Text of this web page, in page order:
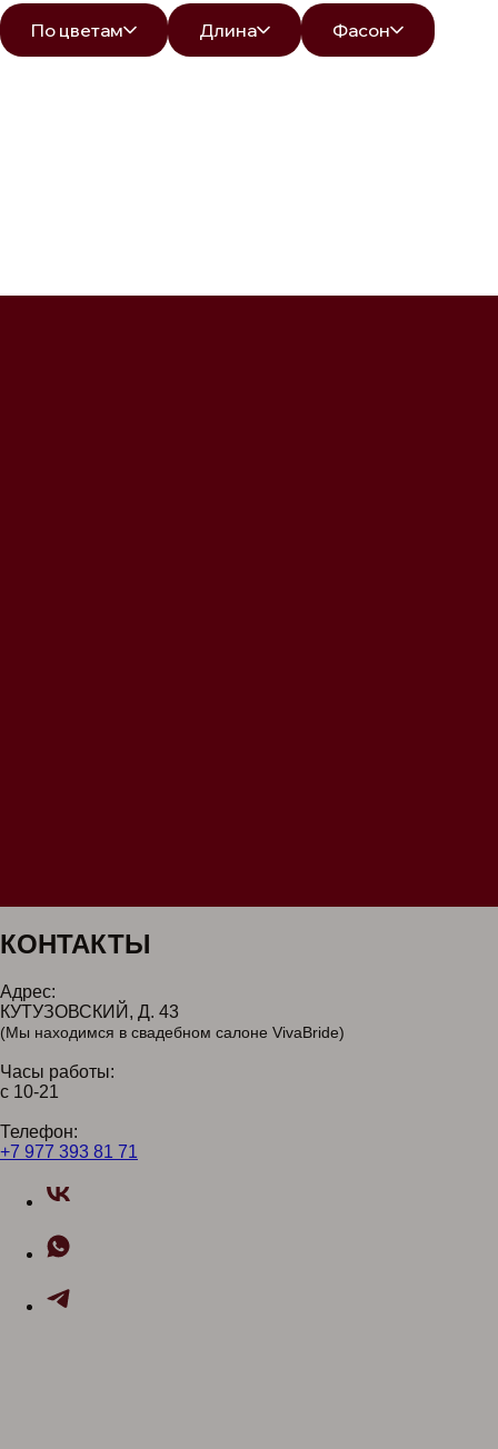
По цветам Длина Фасон
КОНТАКТЫ
Адрес:
КУТУЗОВСКИЙ, Д. 43
(Мы находимся в свадебном салоне VivaBride)
Часы работы:
с 10-21
Телефон:
+7 977 393 81 71